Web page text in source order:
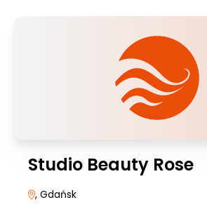
Studio Beauty Rose
, Gdańsk